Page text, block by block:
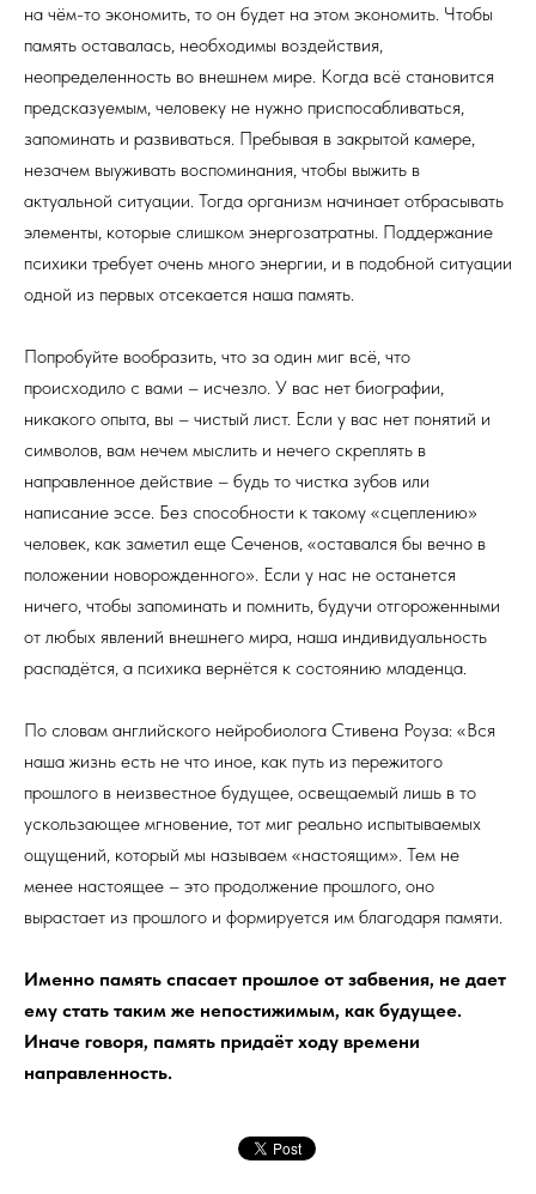
на чём-то экономить, то он будет на этом экономить. Чтобы
память оставалась, необходимы воздействия,
неопределенность во внешнем мире. Когда всё становится
предсказуемым, человеку не нужно приспосабливаться,
запоминать и развиваться. Пребывая в закрытой камере,
незачем выуживать воспоминания, чтобы выжить в
актуальной ситуации. Тогда организм начинает отбрасывать
элементы, которые слишком энергозатратны. Поддержание
психики требует очень много энергии, и в подобной ситуации
одной из первых отсекается наша память.
Попробуйте вообразить, что за один миг всё, что
происходило с вами – исчезло. У вас нет биографии,
никакого опыта, вы – чистый лист. Если у вас нет понятий и
символов, вам нечем мыслить и нечего скреплять в
направленное действие – будь то чистка зубов или
написание эссе. Без способности к такому «сцеплению»
человек, как заметил еще Сеченов, «оставался бы вечно в
положении новорожденного». Если у нас не останется
ничего, чтобы запоминать и помнить, будучи отгороженными
от любых явлений внешнего мира, наша индивидуальность
распадётся, а психика вернётся к состоянию младенца.
По словам английского нейробиолога Стивена Роуза: «Вся
наша жизнь есть не что иное, как путь из пережитого
прошлого в неизвестное будущее, освещаемый лишь в то
ускользающее мгновение, тот миг реально испытываемых
ощущений, который мы называем «настоящим». Тем не
менее настоящее – это продолжение прошлого, оно
вырастает из прошлого и формируется им благодаря памяти.
Именно память спасает прошлое от забвения, не дает
ему стать таким же непостижимым, как будущее.
Иначе говоря, память придаёт ходу времени
направленность.